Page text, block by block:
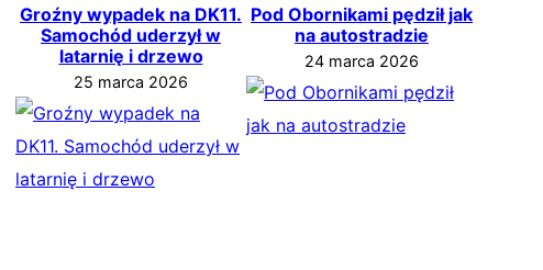
Groźny wypadek na DK11.
Samochód uderzył w
latarnię i drzewo
25 marca 2026
Pod Obornikami pędził jak
na autostradzie
24 marca 2026